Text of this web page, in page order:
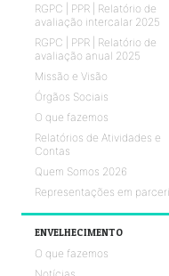
RGPC | PPR | Relatório de
avaliação intercalar 2025
RGPC | PPR | Relatório de
avaliação anual 2025
Missão e Visão
Órgãos Sociais
O que fazemos
Relatórios de Atividades e
Contas
Quem Somos 2026
Representações em
ENVELHECIMENTO
O que fazemos